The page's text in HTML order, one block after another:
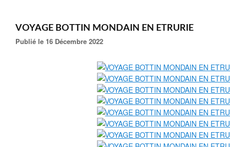
VOYAGE BOTTIN MONDAIN EN ETRURIE
Publié le 16 Décembre 2022